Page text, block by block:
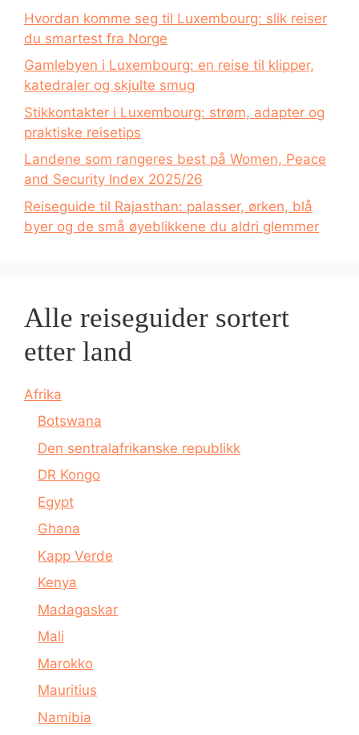
Hvordan komme seg til Luxembourg: slik reiser
du smartest fra Norge
Gamlebyen i Luxembourg: en reise til klipper,
katedraler og skjulte smug
Stikkontakter i Luxembourg: strøm, adapter og
praktiske reisetips
Landene som rangeres best på Women, Peace
and Security Index 2025/26
Reiseguide til Rajasthan: palasser, ørken, blå
byer og de små øyeblikkene du aldri glemmer
Alle reiseguider sortert
etter land
Afrika
Botswana
Den sentralafrikanske republikk
DR Kongo
Egypt
Ghana
Kapp Verde
Kenya
Madagaskar
Mali
Marokko
Mauritius
Namibia